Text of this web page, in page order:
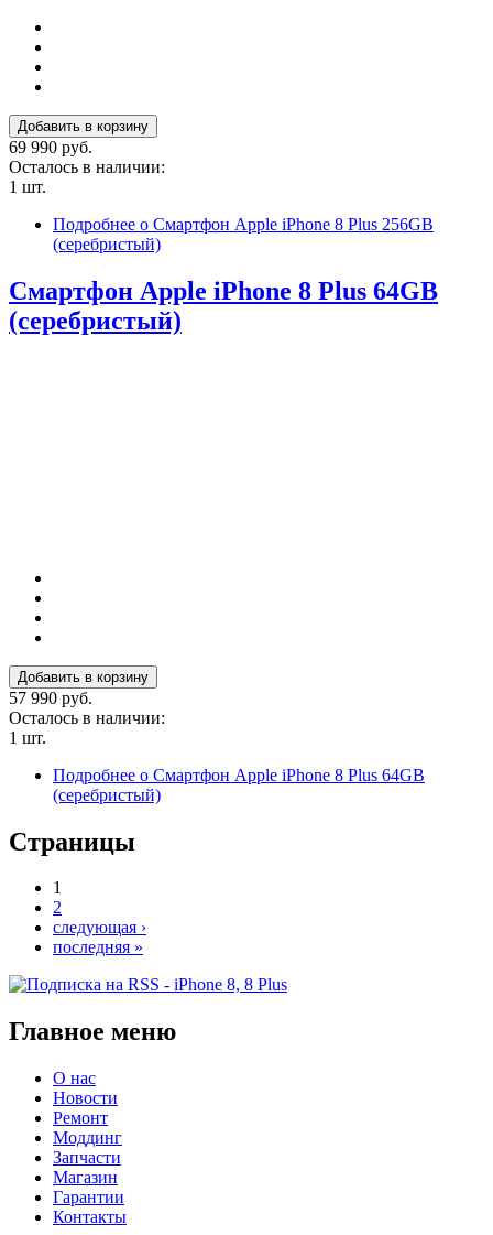
69 990 руб.
Осталось в наличии:
1 шт.
Подробнее о Смартфон Apple iPhone 8 Plus 256GB
(серебристый)
Смартфон Apple iPhone 8 Plus 64GB
(серебристый)
57 990 руб.
Осталось в наличии:
1 шт.
Подробнее о Смартфон Apple iPhone 8 Plus 64GB
(серебристый)
Страницы
1
2
следующая ›
последняя »
Главное меню
О нас
Новости
Ремонт
Моддинг
Запчасти
Магазин
Гарантии
Контакты